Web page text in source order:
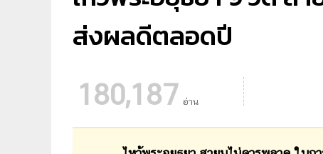
ส่งผลดีตลอดปี
180,187 อ่าน